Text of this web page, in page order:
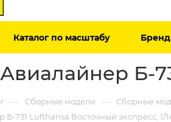
Каталог по масштабу
Авиалайнер Б-
— Сборные модели — Сборные
Б-731 Lufthansa Восточный экспресс, 1/